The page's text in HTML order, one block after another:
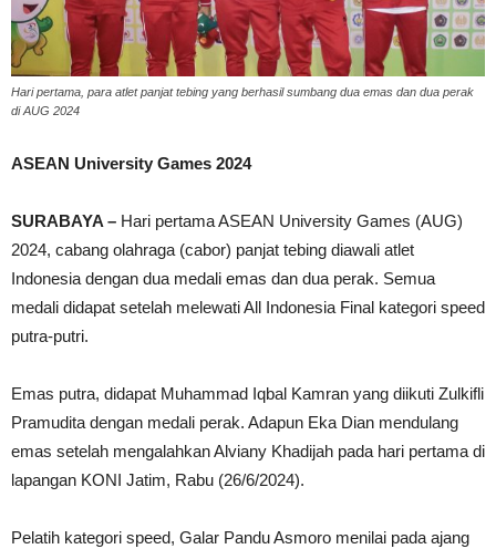
Hari pertama, para atlet panjat tebing yang berhasil sumbang dua emas dan dua perak
di AUG 2024
ASEAN University Games 2024
SURABAYA – Hari pertama ASEAN University Games (AUG)
2024, cabang olahraga (cabor) panjat tebing diawali atlet
Indonesia dengan dua medali emas dan dua perak. Semua
medali didapat setelah melewati All Indonesia Final kategori speed
putra-putri.
Emas putra, didapat Muhammad Iqbal Kamran yang diikuti Zulkifli
Pramudita dengan medali perak. Adapun Eka Dian mendulang
emas setelah mengalahkan Alviany Khadijah pada hari pertama di
lapangan KONI Jatim, Rabu (26/6/2024).
Pelatih kategori speed, Galar Pandu Asmoro menilai pada ajang